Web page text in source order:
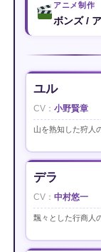
アニメ制作
ボンズ /
ユル
小野賢章
山を熟知した狩人
デラ
中村悠一
飄々とした行商人